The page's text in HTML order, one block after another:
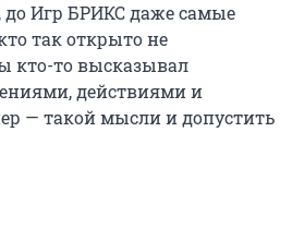
до Игр БРИКС даже самые
так открыто не
кто-то высказывал
действиями и
— такой мысли и допустить